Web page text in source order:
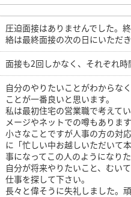
圧迫面接はありませんでした。
絡は最終面接の次の日にいただ
面接も2回しかなく、それぞれ
自分のやりたいことがわからな
ことが一番良いと思います。
私は最初住宅の営業職で考えて
メージやネットでの噂もありま
小さなことですが人事の方の対
に「忙しい中お越しいただいて
事になってこの人のようになり
自分が将来やりたいこと、むい
仕事を探して下さい。
長々と偉そうに失礼しました。